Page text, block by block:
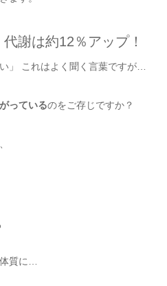
謝は約12％アップ！
」 これはよく聞く言葉ですが…
っているのをご存じですか？
質に…